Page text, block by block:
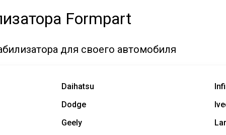
Formpart
для своего автомобиля
Daihatsu
Dodge
Geely